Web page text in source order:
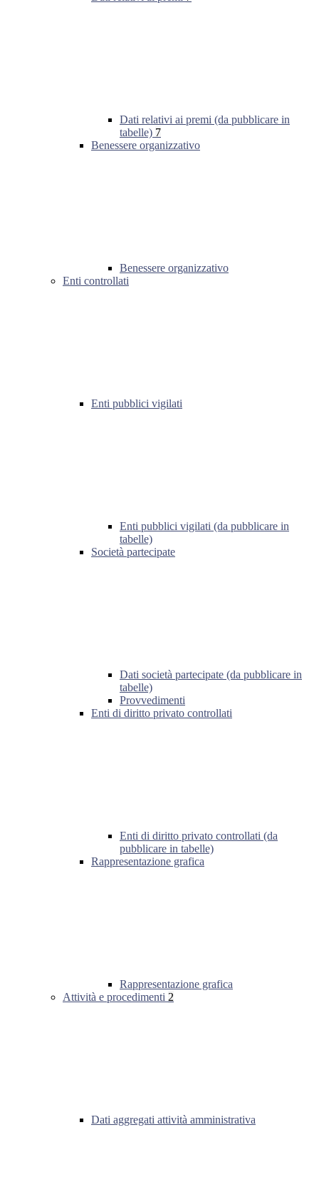
Dati relativi ai premi (da pubblicare in
tabelle) 7
Benessere organizzativo
Benessere organizzativo
Enti controllati
Enti pubblici vigilati
Enti pubblici vigilati (da pubblicare in
tabelle)
Società partecipate
Dati società partecipate (da pubblicare in
tabelle)
Provvedimenti
Enti di diritto privato controllati
Enti di diritto privato controllati (da
pubblicare in tabelle)
Rappresentazione grafica
Rappresentazione grafica
Attività e procedimenti 2
Dati aggregati attività amministrativa